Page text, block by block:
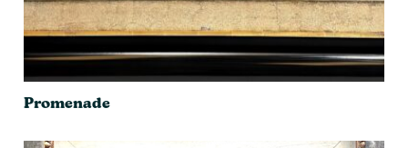
Promenade